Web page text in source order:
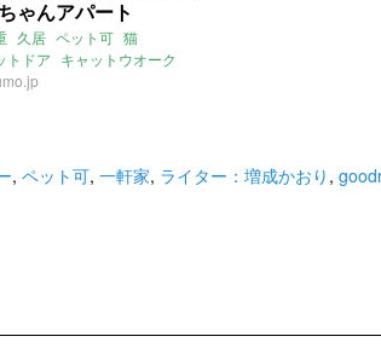
ゃんアパート
久居 ペット可 猫
トドア キャットウオーク
ットステップ
, ペット可, 一軒家, ライター：増成かおり ,